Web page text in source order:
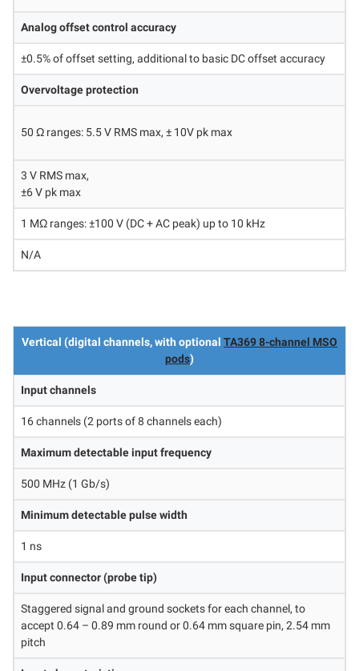
Analog offset control accuracy
±0.5% of offset setting, additional to basic DC offset accuracy
Overvoltage protection
50 Ω ranges: 5.5 V RMS max, ± 10V pk max
3 V RMS max,
±6 V pk max
1 MΩ ranges: ±100 V (DC + AC peak) up to 10 kHz
N/A
Vertical (digital channels, with optional TA369 8-channel MSO
pods)
Input channels
16 channels (2 ports of 8 channels each)
Maximum detectable input frequency
500 MHz (1 Gb/s)
Minimum detectable pulse width
1 ns
Input connector (probe tip)
Staggered signal and ground sockets for each channel, to
accept 0.64 – 0.89 mm round or 0.64 mm square pin, 2.54 mm
pitch